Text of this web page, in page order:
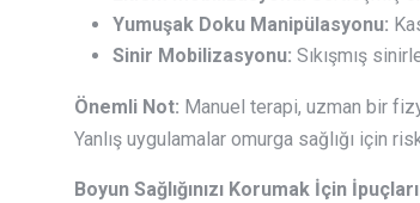
Yumuşak Doku Manipülasyonu:
Sinir Mobilizasyonu: Sıkışmış
Önemli Not: Manuel terapi, uzman bir
Yanlış uygulamalar omurga sağlığı için
Boyun Sağlığınızı Korumak İçin İpuçları